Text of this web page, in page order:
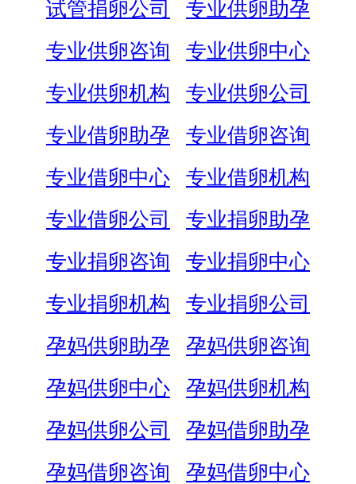
试管捐卵公司
专业供卵助孕
专业供卵咨询
专业供卵中心
专业供卵机构
专业供卵公司
专业借卵助孕
专业借卵咨询
专业借卵中心
专业借卵机构
专业借卵公司
专业捐卵助孕
专业捐卵咨询
专业捐卵中心
专业捐卵机构
专业捐卵公司
孕妈供卵助孕
孕妈供卵咨询
孕妈供卵中心
孕妈供卵机构
孕妈供卵公司
孕妈借卵助孕
孕妈借卵咨询
孕妈借卵中心